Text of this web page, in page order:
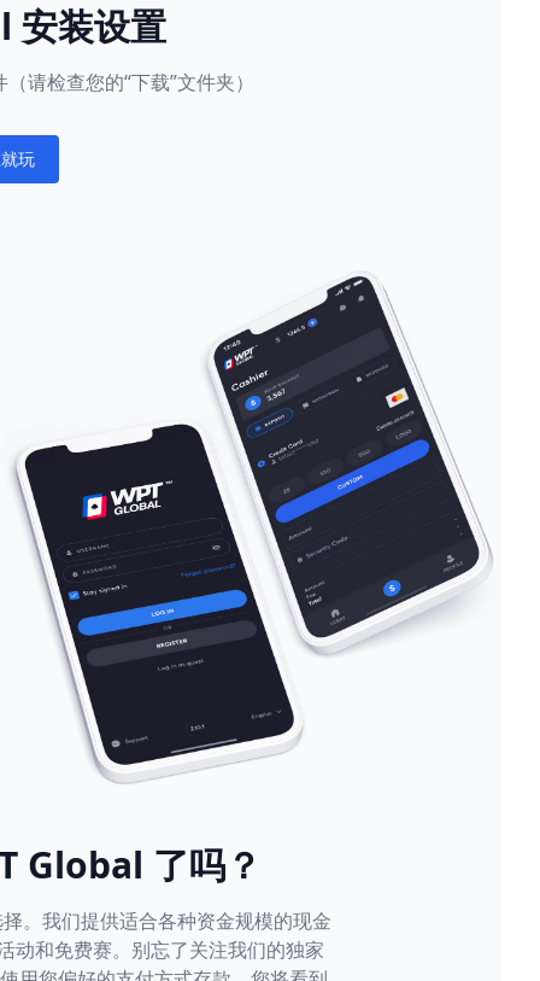
安装设置
请检查您的“下载”文件夹）
玩
Global 了吗？
。我们提供适合各种资金规模的现金
动和免费赛。别忘了关注我们的独家